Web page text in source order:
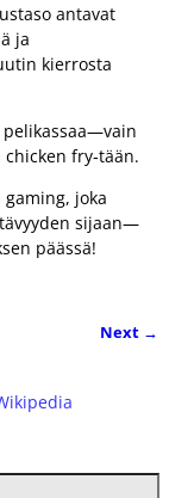
antavat
ja
kierrosta
pelikassaa—vain
fry‑tään.
gaming, joka
sijaan—
päässä!
Next →